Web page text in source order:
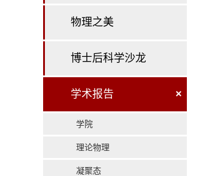
物理之美
博士后科学沙龙
学术报告 ×
学院
理论物理
凝聚态